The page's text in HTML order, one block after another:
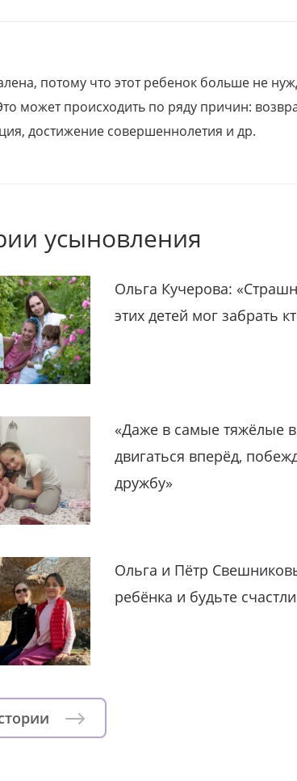
потому что этот ребенок больше не
может происходить по ряду причин:
достижение совершеннолетия и др.
усыновления
Ольга Кучерова:
этих детей мог забрать
«Даже в самые тяжёлые
двигаться вперёд,
дружбу»
Ольга и Пётр
ребёнка и будьте